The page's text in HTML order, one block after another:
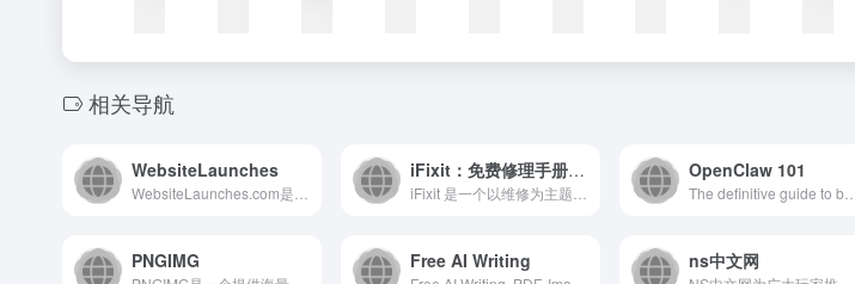
相关导航
WebsiteLaunches iFixit：免费修理手册 – 维修大全 OpenClaw 101
The definitive guide to building your AI assistant with OpenClaw. Tutorials, skills, and community resources for your personal AI agent.
PNGIMG Free AI Writing ns中文网